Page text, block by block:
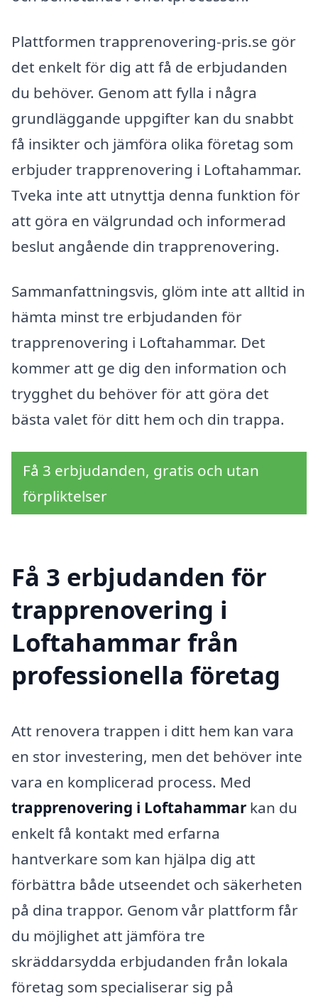
Plattformen trapprenovering-pris.se gör
det enkelt för dig att få de erbjudanden
du behöver. Genom att fylla i några
grundläggande uppgifter kan du snabbt
få insikter och jämföra olika företag som
erbjuder trapprenovering i Loftahammar.
Tveka inte att utnyttja denna funktion för
att göra en välgrundad och informerad
beslut angående din trapprenovering.
Sammanfattningsvis, glöm inte att alltid in
hämta minst tre erbjudanden för
trapprenovering i Loftahammar. Det
kommer att ge dig den information och
trygghet du behöver för att göra det
bästa valet för ditt hem och din trappa.
Få 3 erbjudanden, gratis och utan
förpliktelser
Få 3 erbjudanden för
trapprenovering i
Loftahammar från
professionella företag
Att renovera trappen i ditt hem kan vara
en stor investering, men det behöver inte
vara en komplicerad process. Med
trapprenovering i Loftahammar kan du
enkelt få kontakt med erfarna
hantverkare som kan hjälpa dig att
förbättra både utseendet och säkerheten
på dina trappor. Genom vår plattform får
du möjlighet att jämföra tre
skräddarsydda erbjudanden från lokala
företag som specialiserar sig på